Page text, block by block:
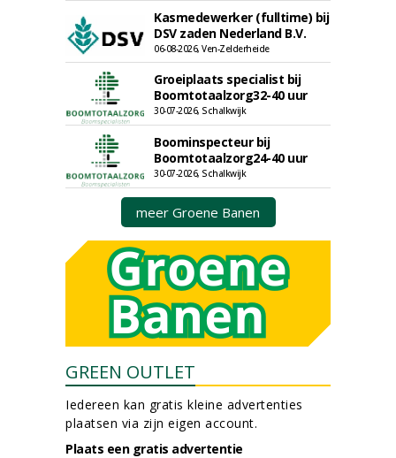
Kasmedewerker (fulltime) bij
DSV zaden Nederland B.V.
06-08-2026, Ven-Zelderheide
Groeiplaats specialist bij
Boomtotaalzorg32-40 uur
30-07-2026, Schalkwijk
Boominspecteur bij
Boomtotaalzorg24-40 uur
30-07-2026, Schalkwijk
meer Groene Banen
GREEN OUTLET
Iedereen kan gratis kleine advertenties
plaatsen via zijn eigen account.
Plaats een gratis advertentie